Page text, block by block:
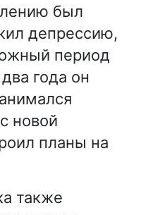
был
депрессию,
период
года он
новой
планы на
также